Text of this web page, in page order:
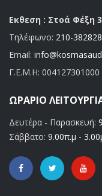
Εκθεση : Στοά Φέξη
Τηλέφωνο: 210-
Email:
Γ.Ε.Μ.Η: 004127301000
ΩΡΆΡΙΟ
Δευτέρα - Παρασκευή:
Σάββατο: 9.00π.μ -